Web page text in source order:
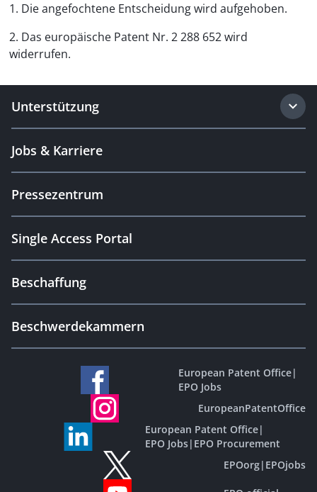
1. Die angefochtene Entscheidung wird aufgehoben.
2. Das europäische Patent Nr. 2 288 652 wird
widerrufen.
Unterstützung
Jobs & Karriere
Pressezentrum
Single Access Portal
Beschaffung
Beschwerdekammern
European Patent Office|
EPO Jobs
EuropeanPatentOffice
European Patent Office|
EPO Jobs| EPO Procurement
EPOorg| EPOjobs